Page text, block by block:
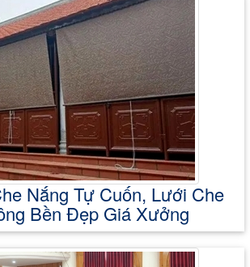
Nắng Tự Cuốn, Lưới Che
Bền Đẹp Giá Xưởng